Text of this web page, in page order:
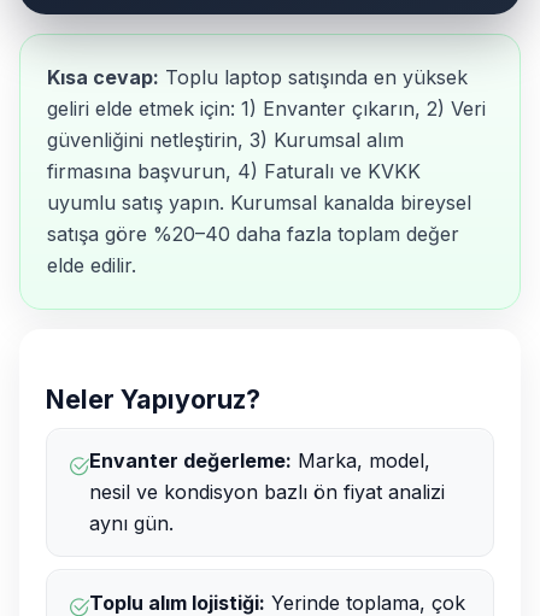
Kısa cevap: Toplu laptop satışında en yüksek
geliri elde etmek için: 1) Envanter çıkarın, 2) Veri
güvenliğini netleştirin, 3) Kurumsal alım
firmasına başvurun, 4) Faturalı ve KVKK
uyumlu satış yapın. Kurumsal kanalda bireysel
satışa göre %20–40 daha fazla toplam değer
elde edilir.
Neler Yapıyoruz?
Envanter değerleme: Marka, model,
nesil ve kondisyon bazlı ön fiyat analizi
aynı gün.
Toplu alım lojistiği: Yerinde toplama, çok